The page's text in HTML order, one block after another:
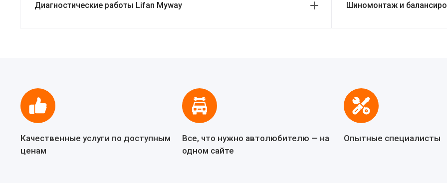
Диагностические работы Lifan Myway Шиномонтаж и
Качественные услуги по доступным
ценам
Все, что нужно автолюбителю — на
одном сайте
Опытные специалисты